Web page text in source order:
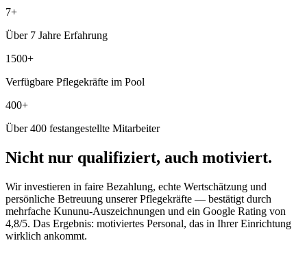
7+
Über 7 Jahre Erfahrung
1500+
Verfügbare Pflegekräfte im Pool
400+
Über 400 festangestellte Mitarbeiter
Nicht nur qualifiziert, auch motiviert.
Wir investieren in faire Bezahlung, echte Wertschätzung und
persönliche Betreuung unserer Pflegekräfte — bestätigt durch
mehrfache Kununu-Auszeichnungen und ein Google Rating von
4,8/5. Das Ergebnis: motiviertes Personal, das in Ihrer Einrichtung
wirklich ankommt.